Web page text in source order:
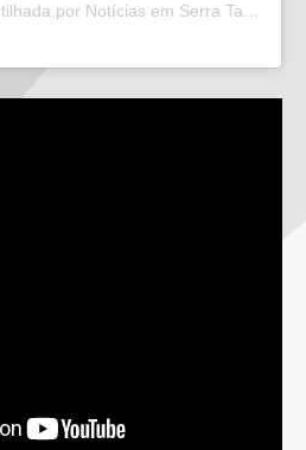
Uma publicação compartilhada por Notícias em Serra Talhada (@bloglucianarego)